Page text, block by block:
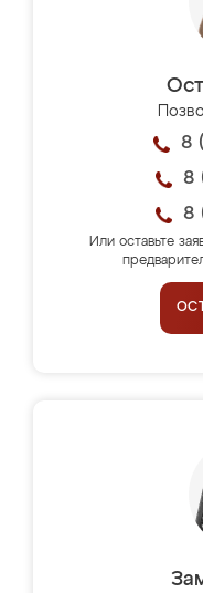
8
8
8
Или оставьте